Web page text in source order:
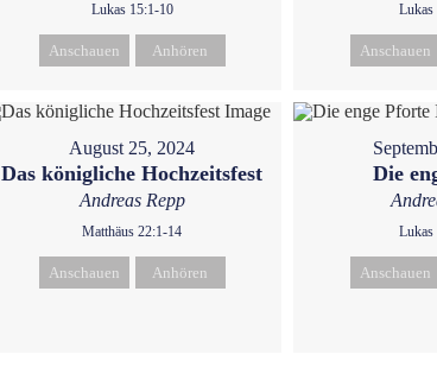
Lukas 15:1-10
Anschauen Anhören
Lukas
Anschauen
August 25, 2024
Das königliche Hochzeitsfest
Andreas Repp
Matthäus 22:1-14
Anschauen Anhören
Die
Lukas
Anschauen